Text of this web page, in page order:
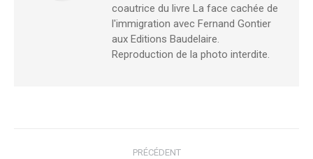
coautrice du livre La face cachée de
l'immigration avec Fernand Gontier
aux Editions Baudelaire.
Reproduction de la photo interdite.
PRÉCÉDENT